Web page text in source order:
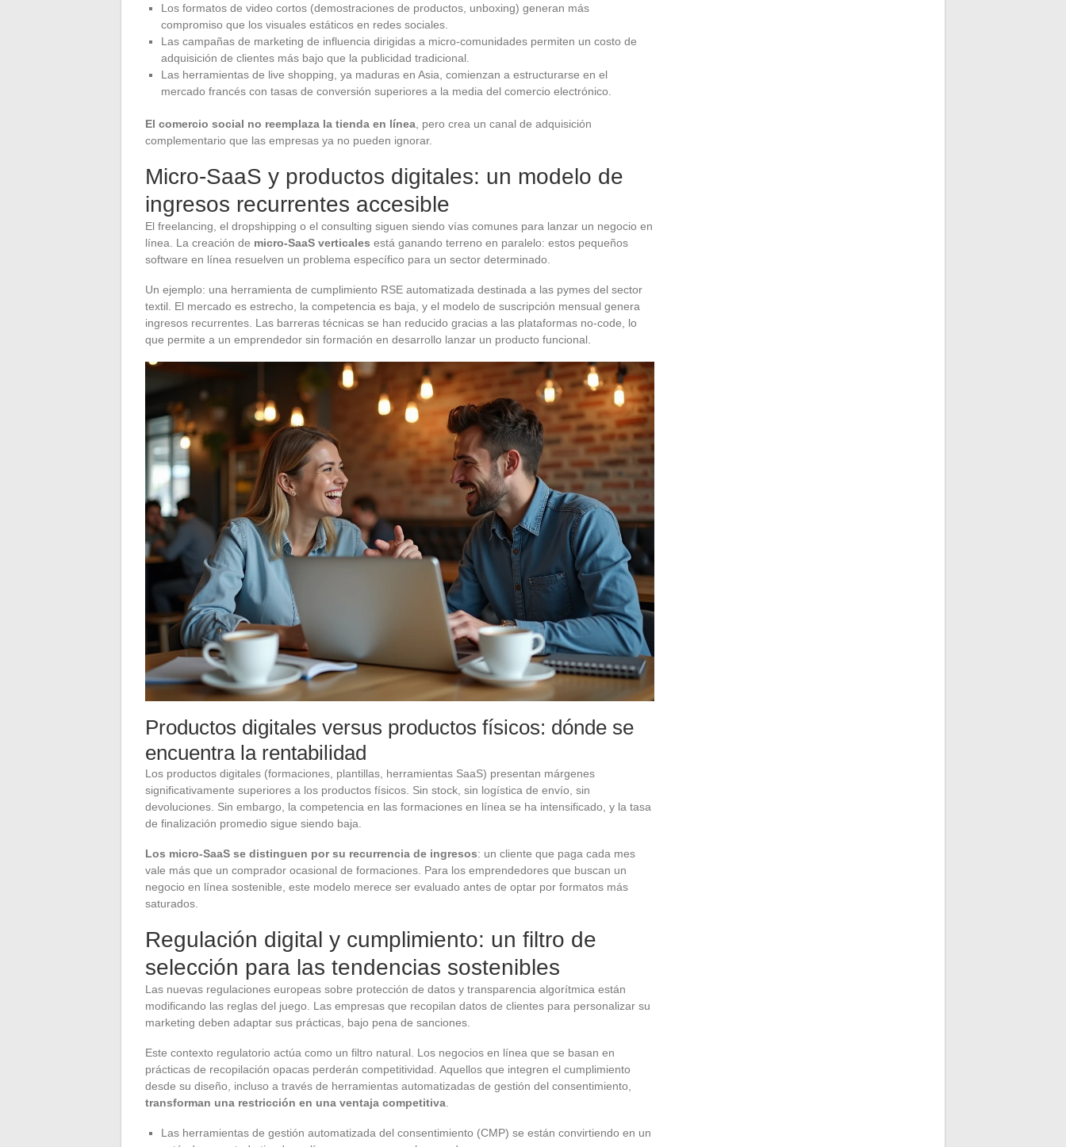
Los formatos de video cortos (demostraciones de productos, unboxing) generan más
compromiso que los visuales estáticos en redes sociales.
Las campañas de marketing de influencia dirigidas a micro-comunidades permiten un costo de
adquisición de clientes más bajo que la publicidad tradicional.
Las herramientas de live shopping, ya maduras en Asia, comienzan a estructurarse en el
mercado francés con tasas de conversión superiores a la media del comercio electrónico.
El comercio social no reemplaza la tienda en línea , pero crea un canal de adquisición
complementario que las empresas ya no pueden ignorar.
Micro-SaaS y productos digitales: un modelo de
ingresos recurrentes accesible
El freelancing, el dropshipping o el consulting siguen siendo vías comunes para lanzar un negocio en
línea. La creación de micro-SaaS verticales está ganando terreno en paralelo: estos pequeños
software en línea resuelven un problema específico para un sector determinado.
Un ejemplo: una herramienta de cumplimiento RSE automatizada destinada a las pymes del sector
textil. El mercado es estrecho, la competencia es baja, y el modelo de suscripción mensual genera
ingresos recurrentes. Las barreras técnicas se han reducido gracias a las plataformas no-code, lo
que permite a un emprendedor sin formación en desarrollo lanzar un producto funcional.
Productos digitales versus productos físicos: dónde se
encuentra la rentabilidad
Los productos digitales (formaciones, plantillas, herramientas SaaS) presentan márgenes
significativamente superiores a los productos físicos. Sin stock, sin logística de envío, sin
devoluciones. Sin embargo, la competencia en las formaciones en línea se ha intensificado, y la tasa
de finalización promedio sigue siendo baja.
Los micro-SaaS se distinguen por su recurrencia de ingresos: un cliente que paga cada mes
vale más que un comprador ocasional de formaciones. Para los emprendedores que buscan un
negocio en línea sostenible, este modelo merece ser evaluado antes de optar por formatos más
saturados.
Regulación digital y cumplimiento: un filtro de
selección para las tendencias sostenibles
Las nuevas regulaciones europeas sobre protección de datos y transparencia algorítmica están
modificando las reglas del juego. Las empresas que recopilan datos de clientes para personalizar su
marketing deben adaptar sus prácticas, bajo pena de sanciones.
Este contexto regulatorio actúa como un filtro natural. Los negocios en línea que se basan en
prácticas de recopilación opacas perderán competitividad. Aquellos que integren el cumplimiento
desde su diseño, incluso a través de herramientas automatizadas de gestión del consentimiento,
transforman una restricción en una ventaja competitiva
Las herramientas de gestión automatizada del consentimiento (CMP) se están convirtiendo en un